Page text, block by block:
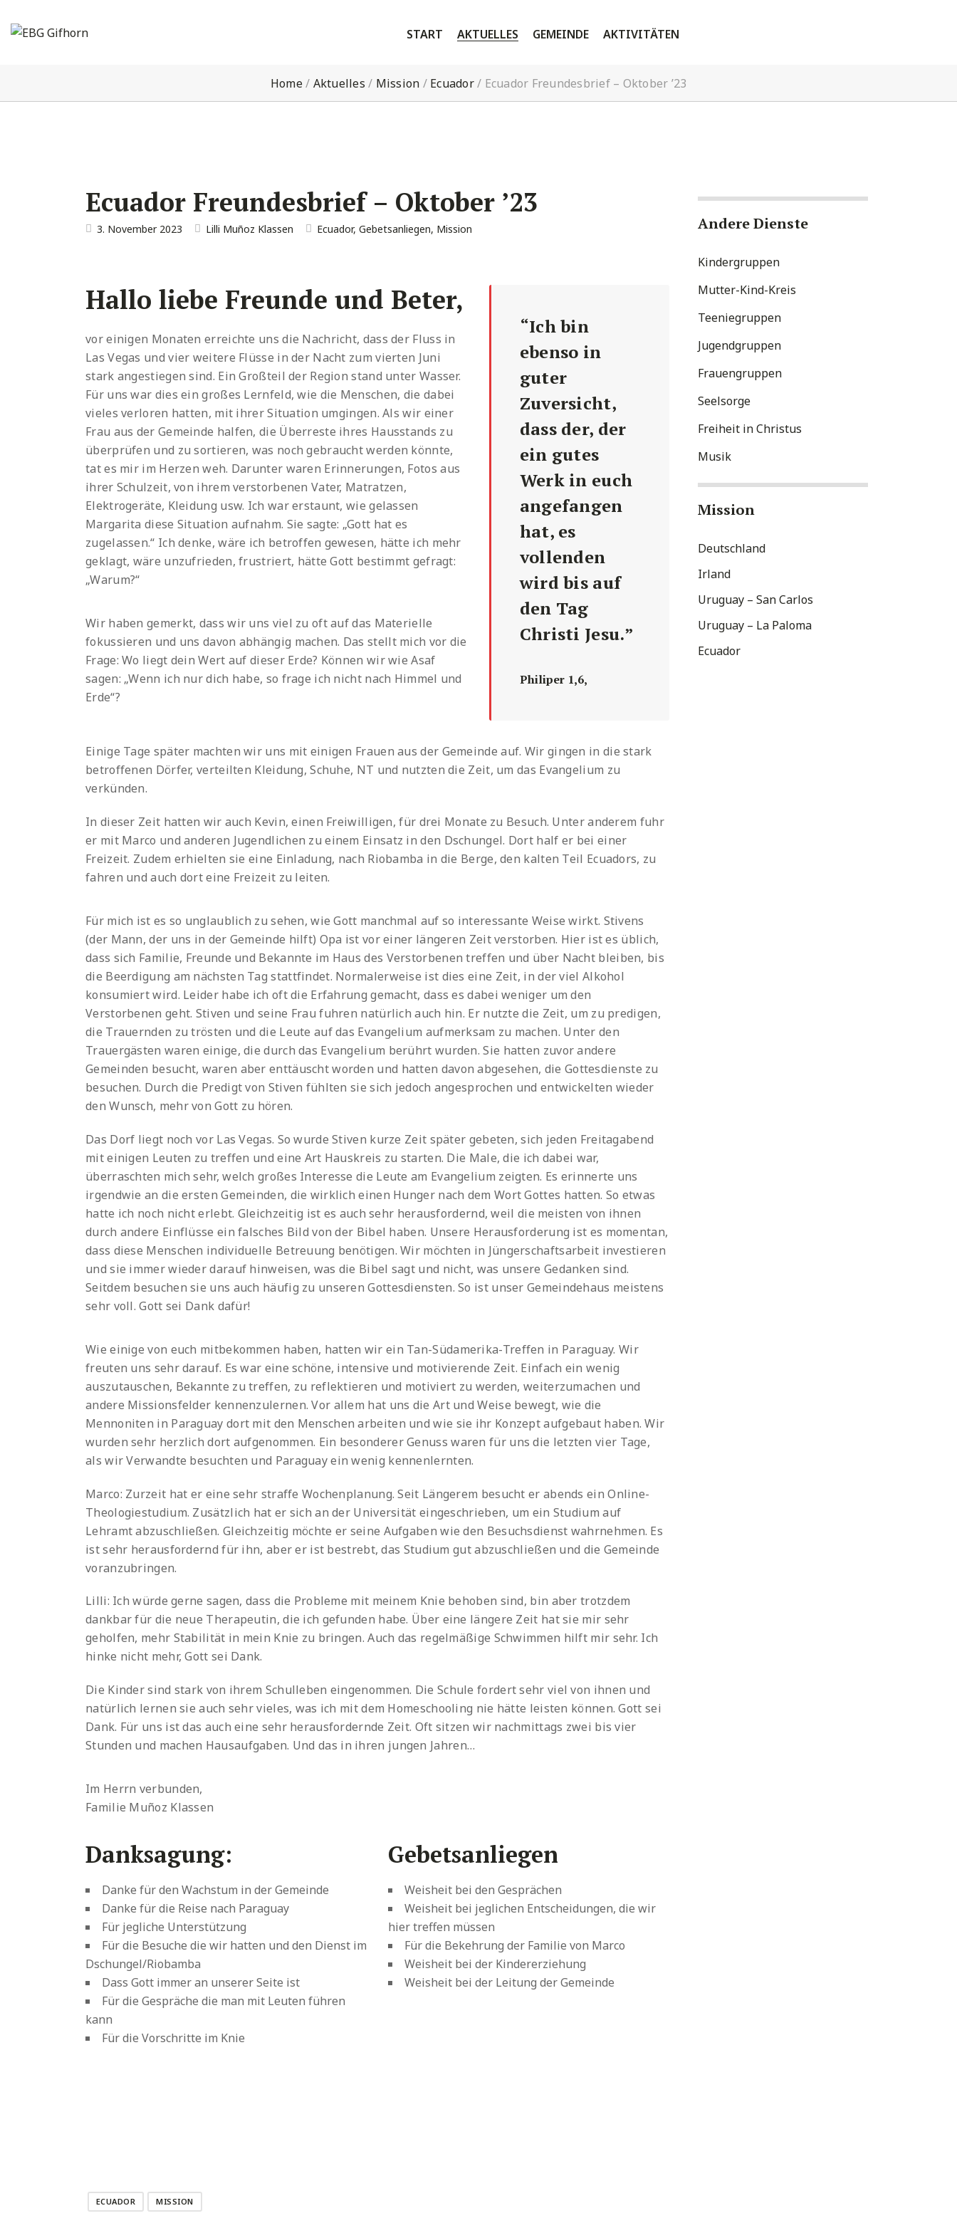
START AKTUELLES GEMEINDE AKTIVITÄTEN
Home/ Aktuelles / Mission / Ecuador/ Ecuador Freundesbrief – Oktober ’23
Ecuador Freundesbrief – Oktober ’23
3. November 2023 Lilli Muñoz Klassen Ecuador, Gebetsanliegen, Mission
Hallo liebe Freunde und Beter,
vor einigen Monaten erreichte uns die Nachricht, dass der Fluss in
Las Vegas und vier weitere Flüsse in der Nacht zum vierten Juni
stark angestiegen sind. Ein Großteil der Region stand unter Wasser.
Für uns war dies ein großes Lernfeld, wie die Menschen, die dabei
vieles verloren hatten, mit ihrer Situation umgingen. Als wir einer
Frau aus der Gemeinde halfen, die Überreste ihres Hausstands zu
überprüfen und zu sortieren, was noch gebraucht werden könnte,
tat es mir im Herzen weh. Darunter waren Erinnerungen, Fotos aus
ihrer Schulzeit, von ihrem verstorbenen Vater, Matratzen,
Elektrogeräte, Kleidung usw. Ich war erstaunt, wie gelassen
Margarita diese Situation aufnahm. Sie sagte: „Gott hat es
zugelassen.“ Ich denke, wäre ich betroffen gewesen, hätte ich mehr
geklagt, wäre unzufrieden, frustriert, hätte Gott bestimmt gefragt:
„Warum?“
Wir haben gemerkt, dass wir uns viel zu oft auf das Materielle
fokussieren und uns davon abhängig machen. Das stellt mich vor die
Frage: Wo liegt dein Wert auf dieser Erde? Können wir wie Asaf
sagen: „Wenn ich nur dich habe, so frage ich nicht nach Himmel und
Erde“?
“Ich bin
ebenso in
guter
Zuversicht,
dass der, der
ein gutes
Werk in euch
angefangen
hat, es
vollenden
wird bis auf
den Tag
Christi Jesu.”
Philiper 1,6,
Einige Tage später machten wir uns mit einigen Frauen aus der Gemeinde auf. Wir gingen in die stark
betroffenen Dörfer, verteilten Kleidung, Schuhe, NT und nutzten die Zeit, um das Evangelium zu
verkünden.
In dieser Zeit hatten wir auch Kevin, einen Freiwilligen, für drei Monate zu Besuch. Unter anderem fuhr
er mit Marco und anderen Jugendlichen zu einem Einsatz in den Dschungel. Dort half er bei einer
Freizeit. Zudem erhielten sie eine Einladung, nach Riobamba in die Berge, den kalten Teil Ecuadors, zu
fahren und auch dort eine Freizeit zu leiten.
Für mich ist es so unglaublich zu sehen, wie Gott manchmal auf so interessante Weise wirkt. Stivens
(der Mann, der uns in der Gemeinde hilft) Opa ist vor einer längeren Zeit verstorben. Hier ist es üblich,
dass sich Familie, Freunde und Bekannte im Haus des Verstorbenen treffen und über Nacht bleiben, bis
die Beerdigung am nächsten Tag stattfindet. Normalerweise ist dies eine Zeit, in der viel Alkohol
konsumiert wird. Leider habe ich oft die Erfahrung gemacht, dass es dabei weniger um den
Verstorbenen geht. Stiven und seine Frau fuhren natürlich auch hin. Er nutzte die Zeit, um zu predigen,
die Trauernden zu trösten und die Leute auf das Evangelium aufmerksam zu machen. Unter den
Trauergästen waren einige, die durch das Evangelium berührt wurden. Sie hatten zuvor andere
Gemeinden besucht, waren aber enttäuscht worden und hatten davon abgesehen, die Gottesdienste zu
besuchen. Durch die Predigt von Stiven fühlten sie sich jedoch angesprochen und entwickelten wieder
den Wunsch, mehr von Gott zu hören.
Das Dorf liegt noch vor Las Vegas. So wurde Stiven kurze Zeit später gebeten, sich jeden Freitagabend
mit einigen Leuten zu treffen und eine Art Hauskreis zu starten. Die Male, die ich dabei war,
überraschten mich sehr, welch großes Interesse die Leute am Evangelium zeigten. Es erinnerte uns
irgendwie an die ersten Gemeinden, die wirklich einen Hunger nach dem Wort Gottes hatten. So etwas
hatte ich noch nicht erlebt. Gleichzeitig ist es auch sehr herausfordernd, weil die meisten von ihnen
durch andere Einflüsse ein falsches Bild von der Bibel haben. Unsere Herausforderung ist es momentan,
dass diese Menschen individuelle Betreuung benötigen. Wir möchten in Jüngerschaftsarbeit investieren
und sie immer wieder darauf hinweisen, was die Bibel sagt und nicht, was unsere Gedanken sind.
Seitdem besuchen sie uns auch häufig zu unseren Gottesdiensten. So ist unser Gemeindehaus meistens
sehr voll. Gott sei Dank dafür!
Wie einige von euch mitbekommen haben, hatten wir ein Tan-Südamerika-Treffen in Paraguay. Wir
freuten uns sehr darauf. Es war eine schöne, intensive und motivierende Zeit. Einfach ein wenig
auszutauschen, Bekannte zu treffen, zu reflektieren und motiviert zu werden, weiterzumachen und
andere Missionsfelder kennenzulernen. Vor allem hat uns die Art und Weise bewegt, wie die
Mennoniten in Paraguay dort mit den Menschen arbeiten und wie sie ihr Konzept aufgebaut haben. Wir
wurden sehr herzlich dort aufgenommen. Ein besonderer Genuss waren für uns die letzten vier Tage,
als wir Verwandte besuchten und Paraguay ein wenig kennenlernten.
Marco: Zurzeit hat er eine sehr straffe Wochenplanung. Seit Längerem besucht er abends ein Online-
Theologiestudium. Zusätzlich hat er sich an der Universität eingeschrieben, um ein Studium auf
Lehramt abzuschließen. Gleichzeitig möchte er seine Aufgaben wie den Besuchsdienst wahrnehmen. Es
ist sehr herausfordernd für ihn, aber er ist bestrebt, das Studium gut abzuschließen und die Gemeinde
voranzubringen.
Lilli: Ich würde gerne sagen, dass die Probleme mit meinem Knie behoben sind, bin aber trotzdem
dankbar für die neue Therapeutin, die ich gefunden habe. Über eine längere Zeit hat sie mir sehr
geholfen, mehr Stabilität in mein Knie zu bringen. Auch das regelmäßige Schwimmen hilft mir sehr. Ich
hinke nicht mehr, Gott sei Dank.
Die Kinder sind stark von ihrem Schulleben eingenommen. Die Schule fordert sehr viel von ihnen und
natürlich lernen sie auch sehr vieles, was ich mit dem Homeschooling nie hätte leisten können. Gott sei
Dank. Für uns ist das auch eine sehr herausfordernde Zeit. Oft sitzen wir nachmittags zwei bis vier
Stunden und machen Hausaufgaben. Und das in ihren jungen Jahren…
Im Herrn verbunden,
Familie Muñoz Klassen
Danksagung:
Danke für den Wachstum in der Gemeinde
Danke für die Reise nach Paraguay
Für jegliche Unterstützung
Für die Besuche die wir hatten und den Dienst im
Dschungel/Riobamba
Dass Gott immer an unserer Seite ist
Für die Gespräche die man mit Leuten führen
kann
Für die Vorschritte im Knie
Gebetsanliegen
Weisheit bei den Gesprächen
Weisheit bei jeglichen Entscheidungen, die wir
hier treffen müssen
Für die Bekehrung der Familie von Marco
Weisheit bei der Kindererziehung
Weisheit bei der Leitung der Gemeinde
ECUADOR MISSION
Andere Dienste
Kindergruppen
Mutter-Kind-Kreis
Teeniegruppen
Jugendgruppen
Frauengruppen
Seelsorge
Freiheit in Christus
Musik
Mission
Deutschland
Irland
Uruguay – San Carlos
Uruguay – La Paloma
Ecuador